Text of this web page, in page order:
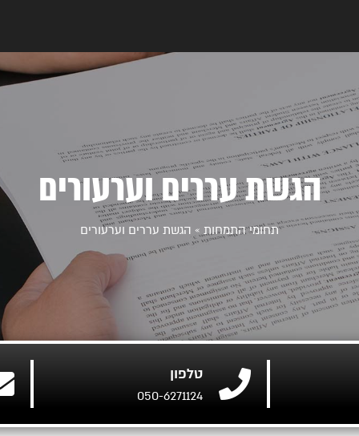
הגשת עררים וערעורים
תחומי התמחות » הגשת עררים וערעורים
טלפון
050-6271124